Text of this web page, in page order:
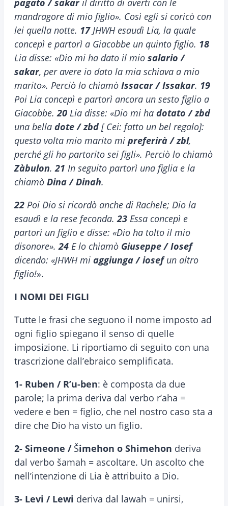
pagato / sakaril diritto di averti con le
mandragore di mio figlio». Così egli si coricò con
lei quella notte. 17JHWH esaudì Lia, la quale
concepì e partorì a Giacobbe un quinto figlio. 18
Lia disse: «Dio mi ha dato il mio salario /
sakar, per avere io dato la mia schiava a mio
marito». Perciò lo chiamò Issacar / Issakar. 19
Poi Lia concepì e partorì ancora un sesto figlio a
Giacobbe.20 Lia disse: «Dio mi ha dotato / zbd
una bella dote / zbd [ Cei: fatto un bel regalo]:
questa volta mio marito mi preferirà / zbl,
perché gli ho partorito sei figli». Perciò lo chiamò
Zàbulon.21 In seguito partorì una figlia e la
chiamò Dina / Dinah.
22 Poi Dio si ricordò anche di Rachele; Dio la
esaudì e la rese feconda.23 Essa concepì e
partorì un figlio e disse: «Dio ha tolto il mio
disonore».24 E lo chiamò Giuseppe / Iosef
dicendo: «JHWH mi aggiunga / iosefun altro
figlio!».
I NOMI DEI FIGLI
Tutte le frasi che seguono il nome imposto ad
ogni figlio spiegano il senso di quelle
imposizione. Li riportiamo di seguito con una
trascrizione dall’ebraico semplificata.
1- Ruben / Rʼu-ben: è composta da due
parole; la prima deriva dal verbo rʼaha =
vedere e ben = figlio, che nel nostro caso sta a
dire che Dio ha visto un figlio.
2- Simeone / Šimehon o Shimehon deriva
dal verbo šamah = ascoltare. Un ascolto che
nell’intenzione di Lia è attribuito a Dio.
3- Levi / Lewi deriva dal lawah = unirsi,